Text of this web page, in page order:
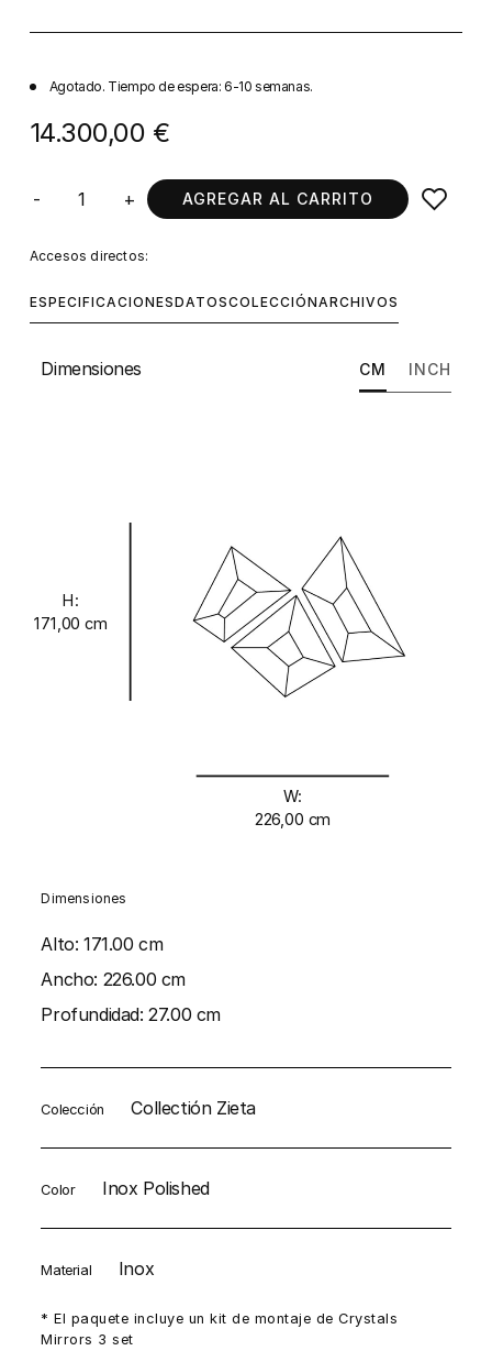
Agotado. Tiempo de espera: 6-10 semanas.
14.300,00 €
- + AGREGAR AL CARRITO
Accesos directos:
ESPECIFICACIONESDATOSCOLECCIÓNARCHIVOS
Dimensiones CM INCH
H:
171,00 cm
W:
226,00 cm
Dimensiones
Alto:171.00 cm
Ancho: 226.00 cm
Profundidad:27.00 cm
Colección Collectión Zieta
Color Inox Polished
Material Inox
* El paquete incluye un kit de montaje de Crystals
Mirrors 3 set